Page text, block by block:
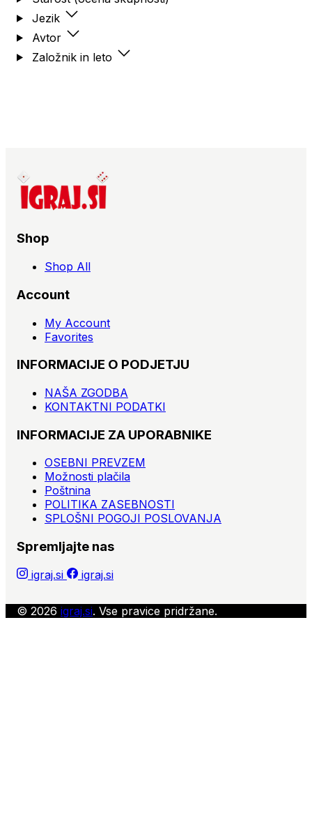
Jezik
Avtor
Založnik in leto
Shop
Shop All
Account
My Account
Favorites
INFORMACIJE O PODJETJU
NAŠA ZGODBA
KONTAKTNI PODATKI
INFORMACIJE ZA UPORABNIKE
OSEBNI PREVZEM
Možnosti plačila
Poštnina
POLITIKA ZASEBNOSTI
SPLOŠNI POGOJI POSLOVANJA
Spremljajte nas
igraj.si igraj.si
© 2026 igraj.si. Vse pravice pridržane.